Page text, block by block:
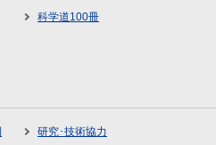
科学道100冊
研究･技術協力